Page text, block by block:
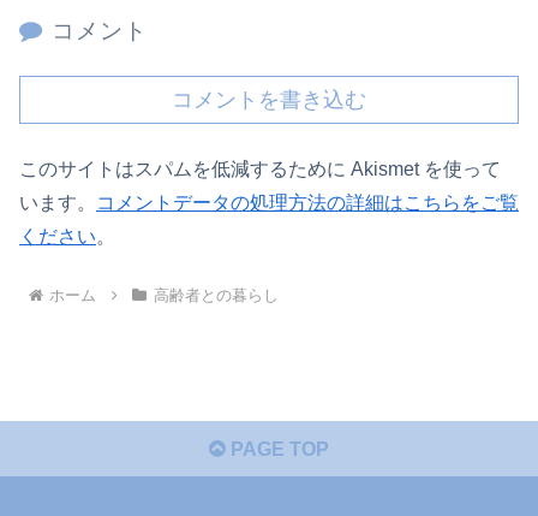
コメント
コメントを書き込む
このサイトはスパムを低減するために Akismet を使って
います。
コメントデータの処理方法の詳細はこちらをご覧
ください。
ホーム 高齢者との暮らし
PAGE TOP